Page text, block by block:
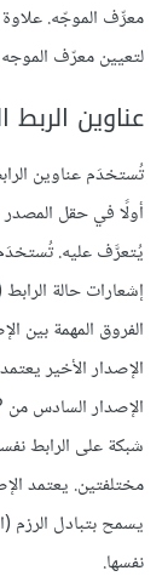
معرِّف الموجّه.
لتعيين معرّف
عناوين الربط
الإصدار الأخير
شبكة على الرابط
يسمح بتبادل الرزم
نفسها.